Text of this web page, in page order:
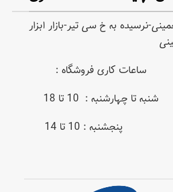
نرسیده به خ سی تیر-بازار ابزار
فروشگاه :
: 10 تا 18
10 تا 14